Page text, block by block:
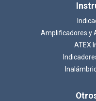
Amplificadores y
ATEX